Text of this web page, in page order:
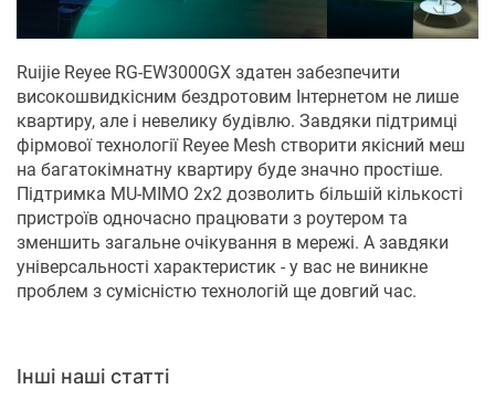
Ruijie Reyee RG-EW3000GX здатен забезпечити
високошвидкісним бездротовим Інтернетом не лише
квартиру, але і невелику будівлю. Завдяки підтримці
фірмової технології Reyee Mesh створити якісний меш
на багатокімнатну квартиру буде значно простіше.
Підтримка MU-MIMO 2x2 дозволить більшій кількості
пристроїв одночасно працювати з роутером та
зменшить загальне очікування в мережі. А завдяки
універсальності характеристик - у вас не виникне
проблем з сумісністю технологій ще довгий час.
Інші наші статті